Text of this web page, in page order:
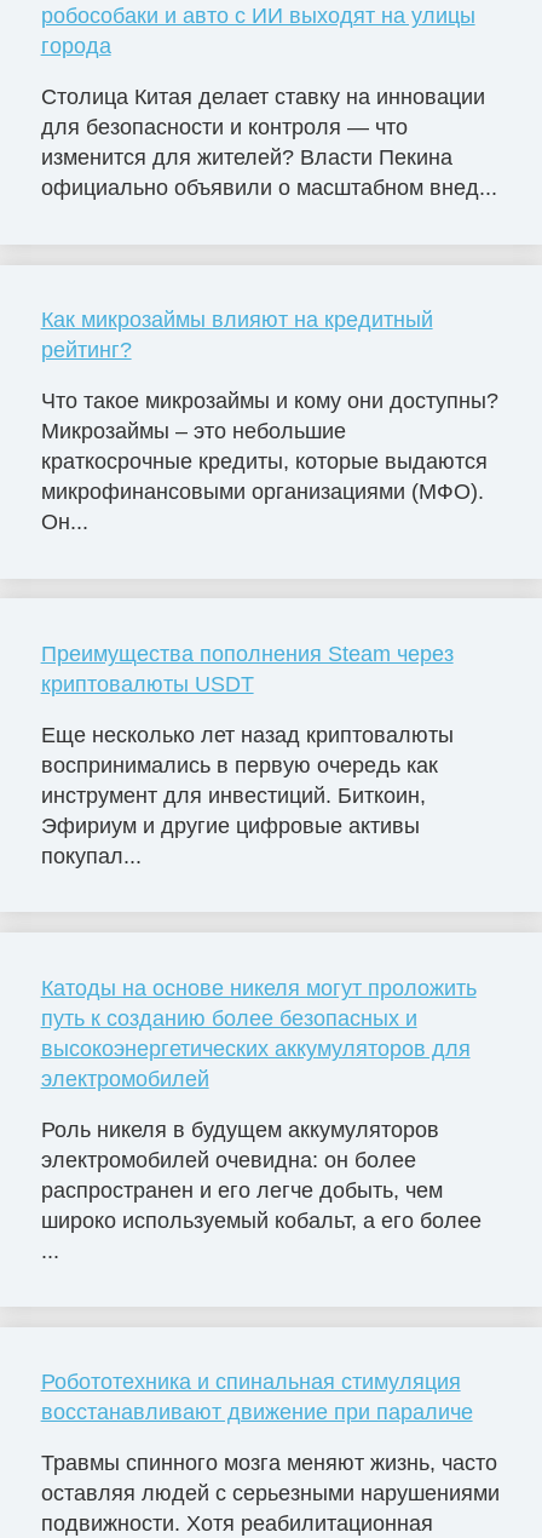
робособаки и авто с ИИ выходят на улицы
города
Столица Китая делает ставку на инновации
для безопасности и контроля — что
изменится для жителей? Власти Пекина
официально объявили о масштабном внед...
Как микрозаймы влияют на кредитный
рейтинг?
Что такое микрозаймы и кому они доступны?
Микрозаймы – это небольшие
краткосрочные кредиты, которые выдаются
микрофинансовыми организациями (МФО).
Он...
Преимущества пополнения Steam через
криптовалюты USDT
Еще несколько лет назад криптовалюты
воспринимались в первую очередь как
инструмент для инвестиций. Биткоин,
Эфириум и другие цифровые активы
покупал...
Катоды на основе никеля могут проложить
путь к созданию более безопасных и
высокоэнергетических аккумуляторов для
электромобилей
Роль никеля в будущем аккумуляторов
электромобилей очевидна: он более
распространен и его легче добыть, чем
широко используемый кобальт, а его более
...
Робототехника и спинальная стимуляция
восстанавливают движение при параличе
Травмы спинного мозга меняют жизнь, часто
оставляя людей с серьезными нарушениями
подвижности. Хотя реабилитационная